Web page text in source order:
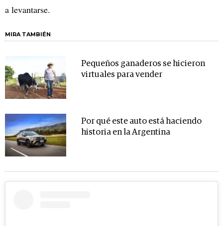
a levantarse.
MIRA TAMBIÉN
Pequeños ganaderos se hicieron
virtuales para vender
Por qué este auto está haciendo
historia en la Argentina